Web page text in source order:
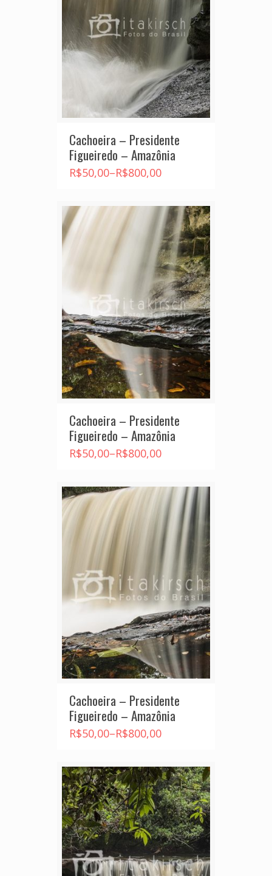
Cachoeira – Presidente
Figueiredo – Amazônia
R$50,00–R$800,00
Cachoeira – Presidente
Figueiredo – Amazônia
R$50,00–R$800,00
Cachoeira – Presidente
Figueiredo – Amazônia
R$50,00–R$800,00